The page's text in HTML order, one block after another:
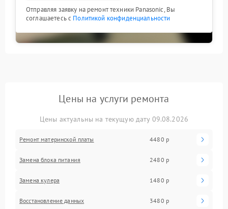
Отправляя заявку на ремонт техники Panasonic, Вы
соглашаетесь с Политикой конфиденциальности
Цены на услуги ремонта
Цены актуальны на текущую дату 09.08.2026
Ремонт материнской платы 4480 р
Замена блока питания 2480 р
Замена кулера 1480 р
Восстановление данных 3480 р